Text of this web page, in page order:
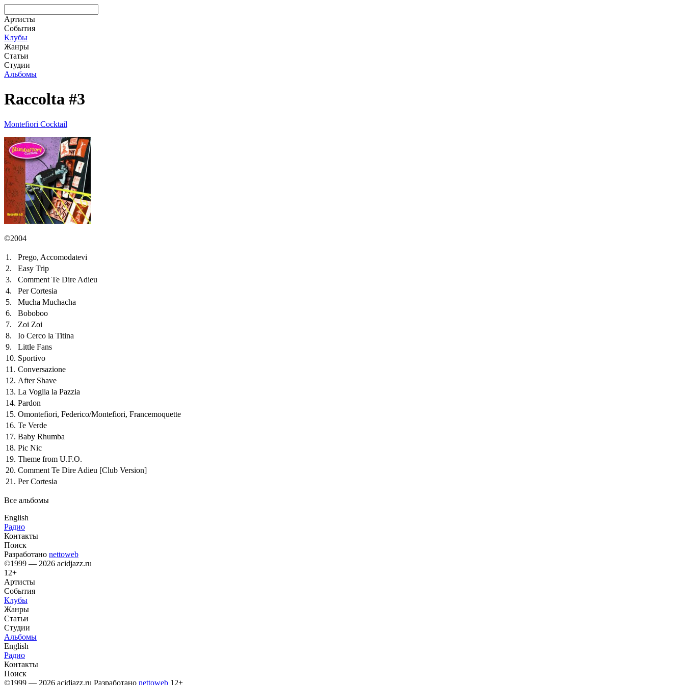
Артисты
События
Клубы
Жанры
Статьи
Студии
Альбомы
Raccolta #3
Montefiori Cocktail
©2004
1.
Prego, Accomodatevi
2.
Easy Trip
3.
Comment Te Dire Adieu
4.
Per Cortesia
5.
Mucha Muchacha
6.
Boboboo
7.
Zoi Zoi
8.
Io Cerco la Titina
9.
Little Fans
10. Sportivo
11. Conversazione
12. After Shave
13. La Voglia la Pazzia
14. Pardon
15. Omontefiori, Federico/Montefiori, Francemoquette
16. Te Verde
17. Baby Rhumba
18. Pic Nic
19. Theme from U.F.O.
20. Comment Te Dire Adieu [Club Version]
21. Per Cortesia
Все альбомы
English
Радио
Контакты
Поиск
Разработано nettoweb
©1999 — 2026 acidjazz.ru
12+
Артисты
События
Клубы
Жанры
Статьи
Студии
Альбомы
English
Радио
Контакты
Поиск
©1999 — 2026 acidjazz.ru Разработано nettoweb 12+